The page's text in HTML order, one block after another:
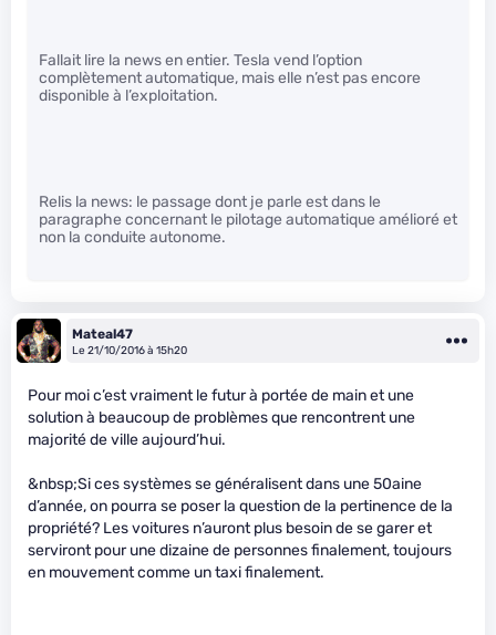
Fallait lire la news en entier. Tesla vend l’option
complètement automatique, mais elle n’est pas encore
disponible à l’exploitation.
Relis la news: le passage dont je parle est dans le
paragraphe concernant le pilotage automatique amélioré et
non la conduite autonome.
Mateal47
Le 21/10/2016 à 15h20
Pour moi c’est vraiment le futur à portée de main et une
solution à beaucoup de problèmes que rencontrent une
majorité de ville aujourd’hui.
&nbsp;Si ces systèmes se généralisent dans une 50aine
d’année, on pourra se poser la question de la pertinence de la
propriété? Les voitures n’auront plus besoin de se garer et
serviront pour une dizaine de personnes finalement, toujours
en mouvement comme un taxi finalement.